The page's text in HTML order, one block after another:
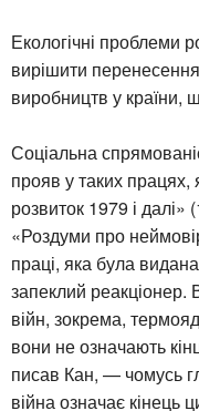
Екологічні проблеми
вирішити
виробництв у країни,
Соціальна
прояв у таких працях,
розвиток 1979 і
«Роздуми про
праці, яка була
запеклий реакціонер.
війн, зокрема,
вони не означають
писав Кан, — чомусь
війна означає кінець